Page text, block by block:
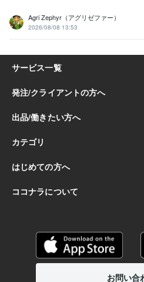
Agri Zephyr（アグリゼファー）
2026/08/08 13:53